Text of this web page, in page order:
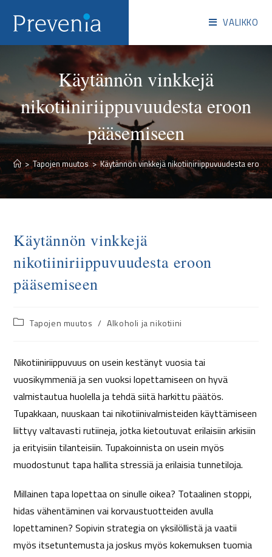
VALIKKO
Käytännön vinkkejä
nikotiiniriippuvuudesta eroon
pääsemiseen
> Tapojen muutos > Käytännön vinkkejä nikotiiniriippuvuudesta eroon
Käytännön vinkkejä
nikotiiniriippuvuudesta eroon
pääsemiseen
Tapojen muutos / Alkoholi ja nikotiini
Nikotiiniriippuvuus on usein kestänyt vuosia tai
vuosikymmeniä ja sen vuoksi lopettamiseen on hyvä
valmistautua huolella ja tehdä siitä harkittu päätös.
Tupakkaan, nuuskaan tai nikotiinivalmisteiden käyttämiseen
liittyy valtavasti rutiineja, jotka kietoutuvat erilaisiin arkisiin
ja erityisiin tilanteisiin. Tupakoinnista on usein myös
muodostunut tapa hallita stressiä ja erilaisia tunnetiloja.
Millainen tapa lopettaa on sinulle oikea? Totaalinen stoppi,
hidas vähentäminen vai korvaustuotteiden avulla
lopettaminen? Sopivin strategia on yksilöllistä ja vaatii
myös itsetuntemusta ja joskus myös kokemuksen tuomia